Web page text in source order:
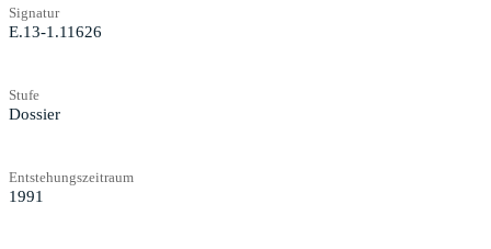
Signatur
E.13-1.11626
Stufe
Dossier
Entstehungszeitraum
1991